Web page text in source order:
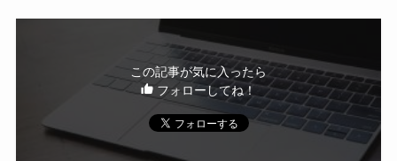
この記事が気に入ったら
フォローしてね！